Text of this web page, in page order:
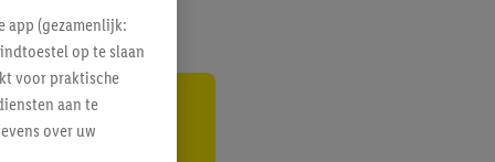
app (gezamenlijk:
op te slaan
voor praktische
aan te
over uw